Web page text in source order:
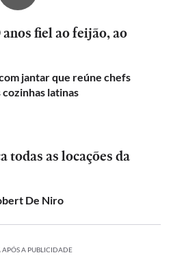
fiel ao feijão, ao
jantar que reúne chefs
latinas
todas as locações da
De Niro
A PUBLICIDADE